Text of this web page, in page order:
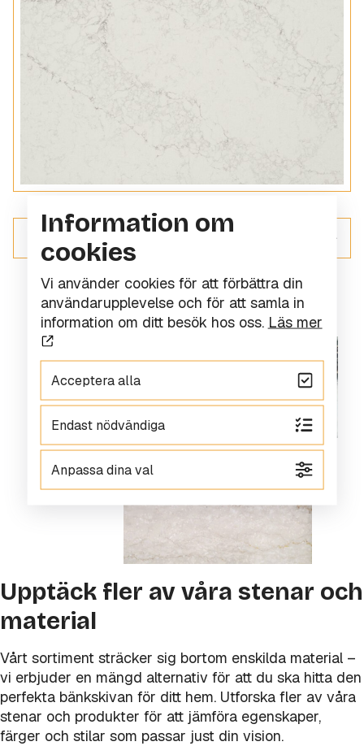
Upptäck fler av våra stenar och
material
Vårt sortiment sträcker sig bortom enskilda material –
vi erbjuder en mängd alternativ för att du ska hitta den
perfekta bänkskivan för ditt hem. Utforska fler av våra
stenar och produkter för att jämföra egenskaper,
färger och stilar som passar just din vision.
Information om
cookies
Vi använder cookies för att förbättra din
användarupplevelse och för att samla in
information om ditt besök hos oss. Läs mer
Acceptera alla
Endast nödvändiga
Anpassa dina val